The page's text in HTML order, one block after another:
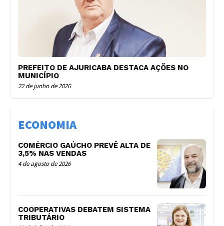
PREFEITO DE AJURICABA DESTACA AÇÕES NO
MUNICÍPIO
22 de junho de 2026
ECONOMIA
COMÉRCIO GAÚCHO PREVÊ ALTA DE
3,5% NAS VENDAS
4 de agosto de 2026
COOPERATIVAS DEBATEM SISTEMA
TRIBUTÁRIO